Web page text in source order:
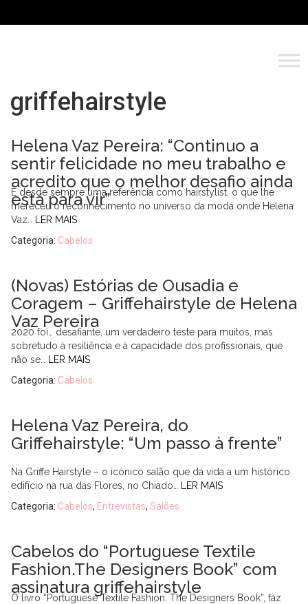
griffehairstyle
Helena Vaz Pereira: “Continuo a
sentir felicidade no meu trabalho e
acredito que o melhor desafio ainda
está para vir”
É desde sempre uma referência como hairstylist, o que lhe
mereceu o reconhecimento no universo da moda onde Helena
Vaz…
LER MAIS
Categoria: Cabelos
(Novas) Estórias de Ousadia e
Coragem – Griffehairstyle de Helena
Vaz Pereira
2020 foi… desafiante, um verdadeiro teste para muitos, mas
sobretudo à resiliência e à capacidade dos profissionais, que
não se…
LER MAIS
Categoria: Cabelos
Helena Vaz Pereira, do
Griffehairstyle: “Um passo à frente”
Na Griffe Hairstyle – o icónico salão que dá vida a um histórico
edifício na rua das Flores, no Chiado…
LER MAIS
Categoria: Cabelos, Entrevistas, Salões
Cabelos do “Portuguese Textile
Fashion.The Designers Book” com
assinatura griffehairstyle
O livro “Portuguese Textile Fashion. The Designers Book”, faz